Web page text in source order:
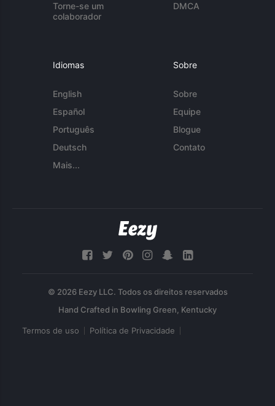
Torne-se um
colaborador
DMCA
Idiomas
English
Español
Português
Deutsch
Mais...
Sobre
Sobre
Equipe
Blogue
Contato
© 2026 Eezy LLC. Todos os direitos reservados
Termos de uso Política de Privacidade